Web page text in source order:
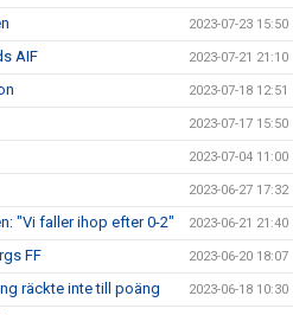
2023-07-23 15:50
AIF 2023-07-21 21:10
2023-07-18 12:51
2023-07-17 15:50
2023-07-04 11:00
2023-06-27 17:32
"Vi faller ihop efter 0-2" 2023-06-21 21:40
FF 2023-06-20 18:07
räckte inte till poäng 2023-06-18 10:30